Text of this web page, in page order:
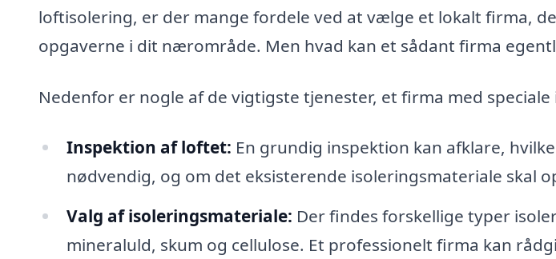
loftisolering, er der mange fordele ved at vælge et lokalt firma,
opgaverne i dit nærområde. Men hvad kan et sådant firma
Nedenfor er nogle af de vigtigste tjenester, et firma med
Inspektion af loftet: En grundig inspektion kan afklare,
nødvendig, og om det eksisterende isoleringsmateriale skal
Valg af isoleringsmateriale: Der findes forskellige typer
mineraluld, skum og cellulose. Et professionelt firma kan